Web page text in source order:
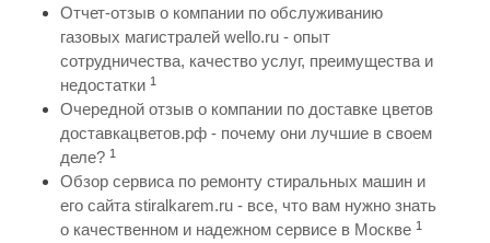
Отчет-отзыв о компании по обслуживанию
газовых магистралей wello.ru - опыт
сотрудничества, качество услуг, преимущества и
недостатки 1
Очередной отзыв о компании по доставке цветов
доставкацветов.рф - почему они лучшие в своем
деле? 1
Обзор сервиса по ремонту стиральных машин и
его сайта stiralkarem.ru - все, что вам нужно знать
о качественном и надежном сервисе в Москве 1